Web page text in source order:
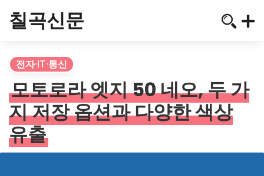
칠곡신문
전자·IT·통신
모토로라 엣지 50 네오, 두 가
지 저장 옵션과 다양한 색상
유출